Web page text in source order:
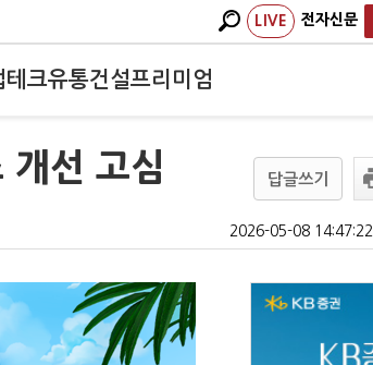
LIVE 전자신문
테크유통건설프리미엄
선 고심 답글쓰기
2026-05-08 14:47:22